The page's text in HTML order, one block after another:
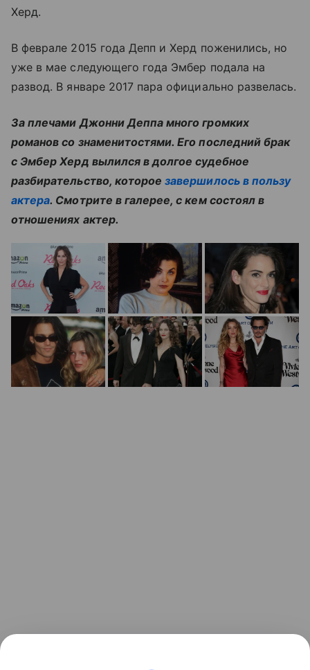
Херд.
В феврале 2015 года Депп и Херд поженились, но
уже в мае следующего года Эмбер подала на
развод. В январе 2017 пара официально развелась.
За плечами Джонни Деппа много громких
романов со знаменитостями. Его последний брак
с Эмбер Херд вылился в долгое судебное
разбирательство, котороезавершилось в пользу
актера. Смотрите в галерее, с кем состоял в
отношениях актер.